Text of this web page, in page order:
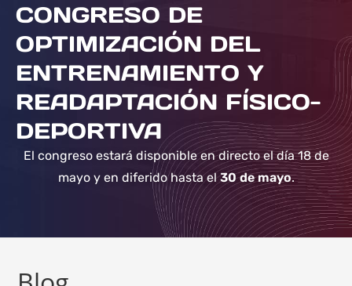
CONGRESO DE
OPTIMIZACIÓN DEL
ENTRENAMIENTO Y
READAPTACIÓN FÍSICO-
DEPORTIVA
El congreso estará disponible en directo el día 18 de
mayo y en diferido hasta el30 de mayo.